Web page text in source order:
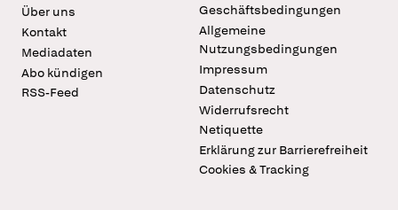
Über uns
Kontakt
Mediadaten
Abo kündigen
RSS-Feed
Geschäftsbedingungen
Allgemeine
Nutzungsbedingungen
Impressum
Datenschutz
Widerrufsrecht
Netiquette
Erklärung zur Barrierefreiheit
Cookies & Tracking